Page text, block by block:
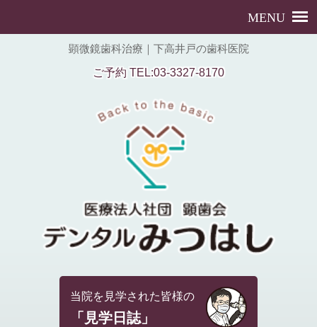
顕微鏡歯科治療｜下高井戸の歯科医院
ご予約 TEL:03-3327-8170
当院を見学された皆様の
「見学日誌」